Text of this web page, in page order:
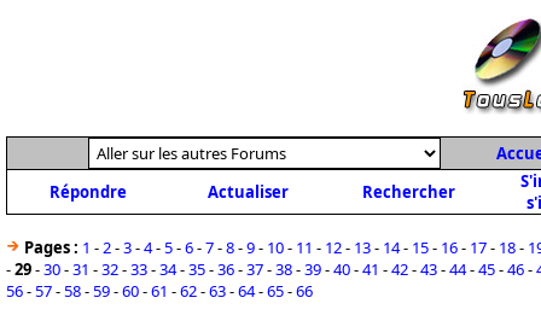
Répondre
Actualiser Rechercher
Pages : 1 -2-3-4-5-6-7-8-9- 10- 11 - 12- 13- 14- 15- 16- 17- 18-
-29-30-31 -32-33-34-35-36-37-38-39-40-41 -42-43-44-45-46-
56-57-58-59-60-61 -62-63-64-65-66